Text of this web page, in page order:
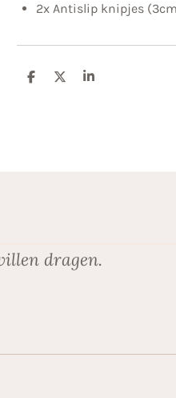
2x Antislip knipjes
D
D
S
dragen.